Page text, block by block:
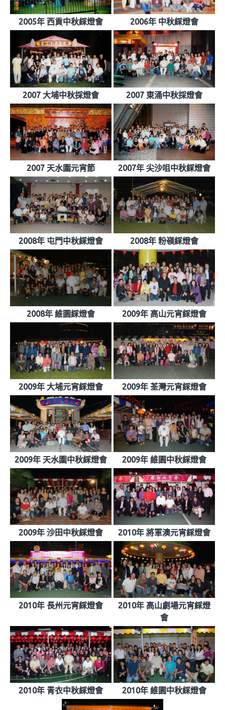
2005年 西貢中秋綵燈會 2006年 中秋綵燈會
2007 大埔中秋採燈會 2007 東涌中秋採燈會
2007 天水圍元宵節 2007年 尖沙咀中秋綵燈會
2008年 屯門中秋綵燈會 2008年 粉嶺綵燈會
2008年 維園綵燈會 2009年 高山元宵綵燈會
2009年 大埔元宵綵燈會 2009年 荃灣元宵綵燈會
2009年 天水圍中秋綵燈會 2009年 維園中秋綵燈會
2009年 沙田中秋綵燈會 2010年 將軍澳元宵綵燈會
2010年 長州元宵綵燈會
2010年 高山劇場元宵綵燈
會
2010年 青衣中秋綵燈會 2010年 維園中秋綵燈會